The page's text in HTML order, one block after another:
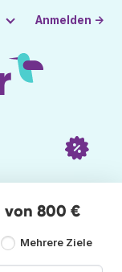
Anmelden →
von 800 €
Mehrere Ziele